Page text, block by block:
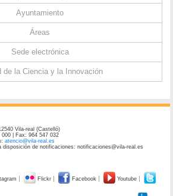
Ayuntamiento
Áreas
Sede electrónica
de la Ciencia y la Innovación
Vila-real (Castelló)
000 | Fax: 964 547 032
atencio@vila-real.es
disposición de notificaciones: notificaciones@vila-real.es
Flickr Facebook Youtube